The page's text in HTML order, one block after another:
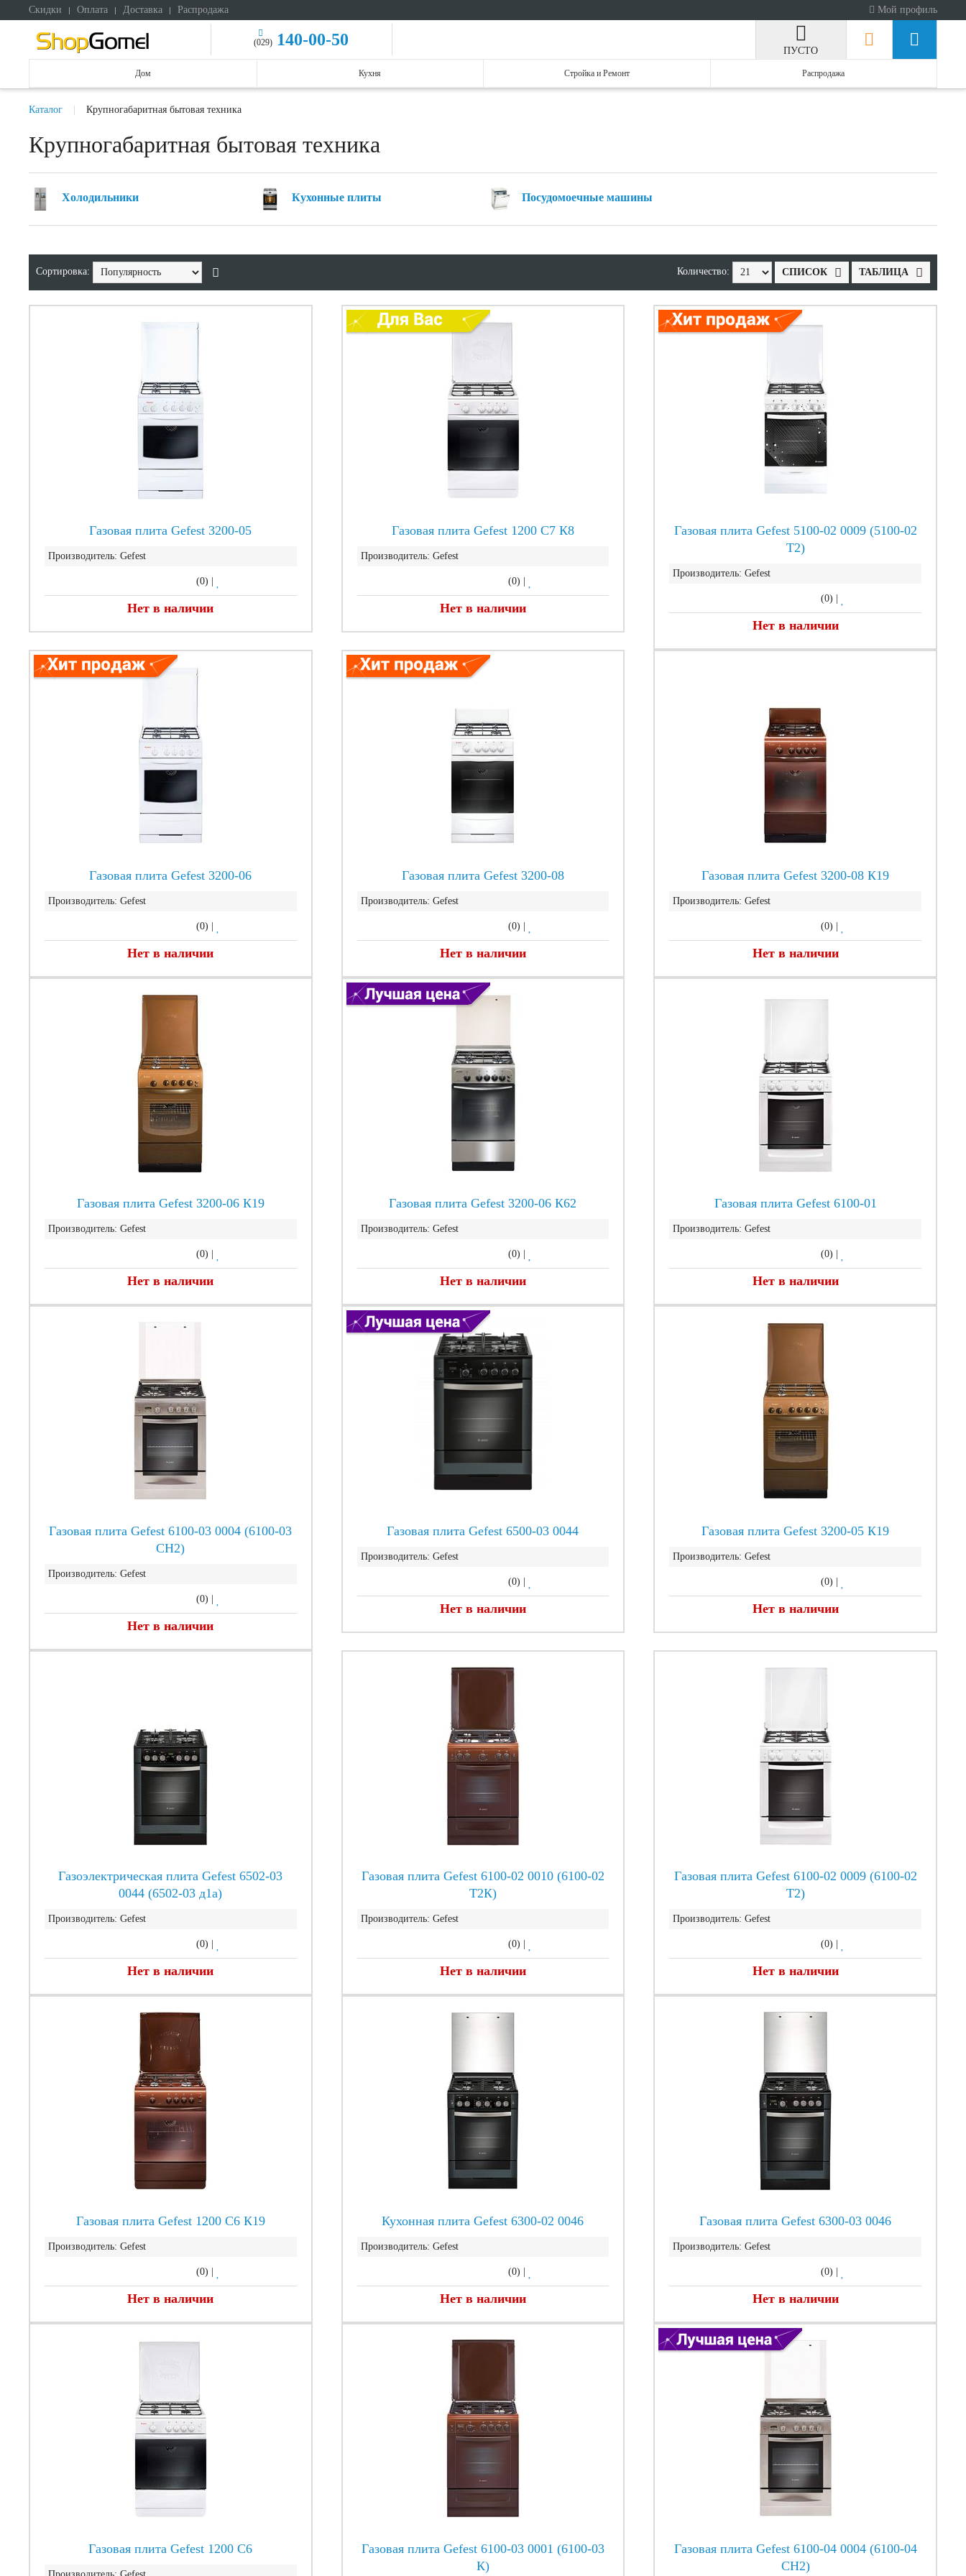
Скидки Оплата Доставка Распродажа Мой профиль
(029) 140-00-50
ПУСТО
Дом Кухня Стройка и Ремонт Распродажа
Каталог Крупногабаритная бытовая техника
Крупногабаритная бытовая техника
Холодильники Кухонные плиты Посудомоечные машины
Сортировка: Количество: СПИСОК ТАБЛИЦА
Газовая плита Gefest 3200-05
Производитель: Gefest
(0)
Нет в наличии
Газовая плита Gefest 1200 С7 К8
Производитель: Gefest
(0)
Нет в наличии
Газовая плита Gefest 5100-02 0009 (5100-02
Т2)
Производитель: Gefest
(0)
Нет в наличии
Газовая плита Gefest 3200-06
Производитель: Gefest
(0)
Нет в наличии
Газовая плита Gefest 3200-08
Производитель: Gefest
(0)
Нет в наличии
Газовая плита Gefest 3200-08 К19
Производитель: Gefest
(0)
Нет в наличии
Газовая плита Gefest 3200-06 К19
Производитель: Gefest
(0)
Нет в наличии
Газовая плита Gefest 3200-06 К62
Производитель: Gefest
(0)
Нет в наличии
Газовая плита Gefest 6100-01
Производитель: Gefest
(0)
Нет в наличии
Газовая плита Gefest 6100-03 0004 (6100-03
СН2)
Производитель: Gefest
(0)
Нет в наличии
Газовая плита Gefest 6500-03 0044
Производитель: Gefest
(0)
Нет в наличии
Газовая плита Gefest 3200-05 К19
Производитель: Gefest
(0)
Нет в наличии
Газоэлектрическая плита Gefest 6502-03
0044 (6502-03 д1а)
Производитель: Gefest
(0)
Нет в наличии
Газовая плита Gefest 6100-02 0010 (6100-02
T2К)
Производитель: Gefest
(0)
Нет в наличии
Газовая плита Gefest 6100-02 0009 (6100-02
T2)
Производитель: Gefest
(0)
Нет в наличии
Газовая плита Gefest 1200 С6 К19
Производитель: Gefest
(0)
Нет в наличии
Кухонная плита Gefest 6300-02 0046
Производитель: Gefest
(0)
Нет в наличии
Газовая плита Gefest 6300-03 0046
Производитель: Gefest
(0)
Нет в наличии
Газовая плита Gefest 1200 С6
Газовая плита Gefest 6100-03 0001 (6100-03
К)
Газовая плита Gefest 6100-04 0004 (6100-04
СН2)